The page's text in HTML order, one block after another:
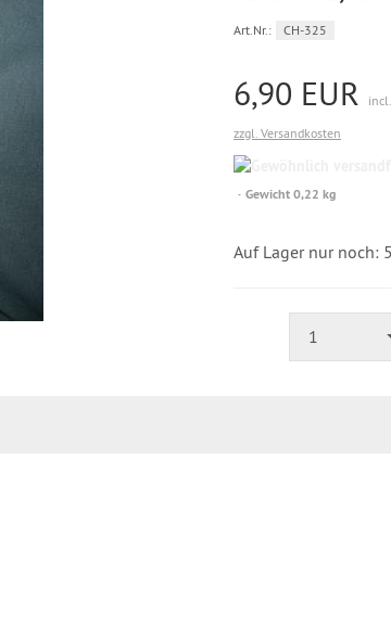
Art.Nr.: CH-325
6,90 EUR
zzgl. Versandkosten
Gewicht 0,22 kg
Auf Lager nur noch:
1